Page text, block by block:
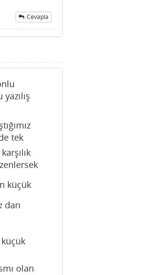
Cevapla
tek
küçük
dan
olan